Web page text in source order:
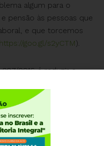
algum para o
pensão às pessoas que
e que torcemos
https://goo.gl/s2yCTM).
2016 é reduzir o
a Previdência Social
ainda para o
pública, que consome
federal todo ano, e
como determina a